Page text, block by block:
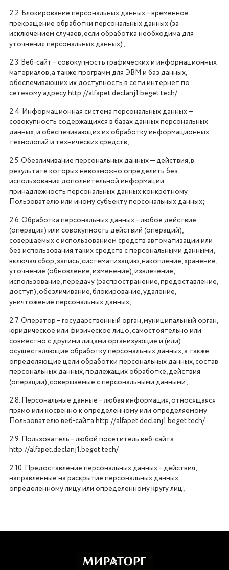
2.2. Блокирование персональных данных – временное
прекращение обработки персональных данных (за
исключением случаев, если обработка необходима для
уточнения персональных данных);
2.3. Веб-сайт – совокупность графических и информационных
материалов, а также программ для ЭВМ и баз данных,
обеспечивающих их доступность в сети интернет по
сетевому адресу http://alfapet.declanj1.beget.tech/
2.4. Информационная система персональных данных —
совокупность содержащихся в базах данных персональных
данных, и обеспечивающих их обработку информационных
технологий и технических средств;
2.5. Обезличивание персональных данных — действия, в
результате которых невозможно определить без
использования дополнительной информации
принадлежность персональных данных конкретному
Пользователю или иному субъекту персональных данных;
2.6. Обработка персональных данных – любое действие
(операция) или совокупность действий (операций),
совершаемых с использованием средств автоматизации или
без использования таких средств с персональными данными,
включая сбор, запись, систематизацию, накопление, хранение,
уточнение (обновление, изменение), извлечение,
использование, передачу (распространение, предоставление,
доступ), обезличивание, блокирование, удаление,
уничтожение персональных данных;
2.7. Оператор – государственный орган, муниципальный орган,
юридическое или физическое лицо, самостоятельно или
совместно с другими лицами организующие и (или)
осуществляющие обработку персональных данных, а также
определяющие цели обработки персональных данных, состав
персональных данных, подлежащих обработке, действия
(операции), совершаемые с персональными данными;
2.8. Персональные данные – любая информация, относящаяся
прямо или косвенно к определенному или определяемому
Пользователю веб-сайта http://alfapet.declanj1.beget.tech/
2.9. Пользователь – любой посетитель веб-сайта
http://alfapet.declanj1.beget.tech/
2.10. Предоставление персональных данных – действия,
направленные на раскрытие персональных данных
определенному лицу или определенному кругу лиц;